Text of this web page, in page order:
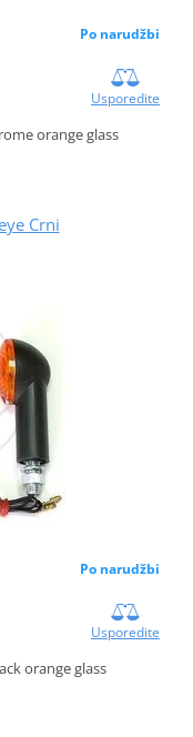
Po narudžbi
Usporedite
orange glass
Crni
Po narudžbi
Usporedite
orange glass